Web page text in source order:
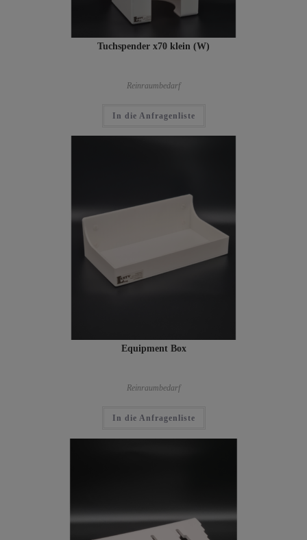
Tuchspender x70 klein (W)
Reinraumbedarf
In die Anfragenliste
Equipment Box
Reinraumbedarf
In die Anfragenliste